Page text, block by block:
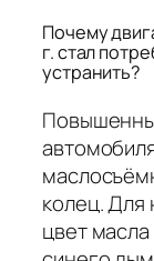
Почему
г. стал
устранить?
колец. Для
цвет